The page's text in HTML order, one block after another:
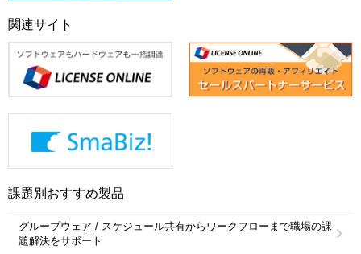
関連サイト
課題別おすすめ製品
グループウェア / スケジュール共有からワークフローまで職場の課
題解決をサポート